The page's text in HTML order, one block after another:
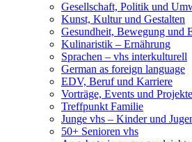
Gesellschaft, Politik und
Kunst, Kultur und Gestalten
Gesundheit, Bewegung und
Kulinaristik – Ernährung
Sprachen – vhs interkulturell
German as foreign language
EDV, Beruf und Karriere
Vorträge, Events und Projekte
Treffpunkt Familie
Junge vhs – Kinder und
50+ Senioren vhs